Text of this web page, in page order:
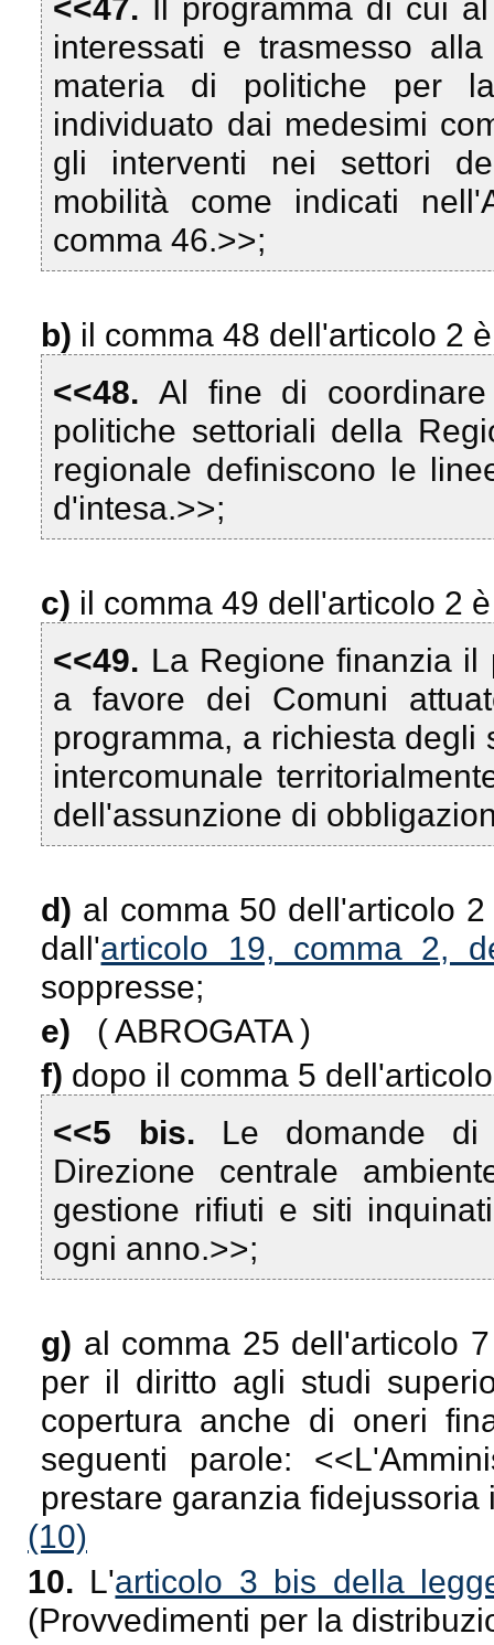
<<47.
Il programma di cui
interessati e trasmesso
materia di politiche per
individuato dai medesimi
gli interventi nei settori
mobilità come indicati
comma 46.>>;
b) il comma 48 dell'articolo 2
<<48.Al fine di
politiche settoriali della
regionale definiscono le
d'intesa.>>;
c) il comma 49 dell'articolo 2
<<49. La Regione finanzia il
a favore dei Comuni
programma, a richiesta
intercomunale
dell'assunzione di
d) al comma 50 dell'articolo
dall'articolo 19, comma 2,
soppresse;
e) ( ABROGATA )
f) dopo il comma 5
<<5 bis. Le domande di
Direzione centrale
gestione rifiuti e siti
ogni anno.>>;
g) al comma 25 dell'articolo
per il diritto agli studi
copertura anche di oneri
seguenti parole: <<
prestare garanzia
(10)
10. L'articolo 3 bis della
(Provvedimenti per la